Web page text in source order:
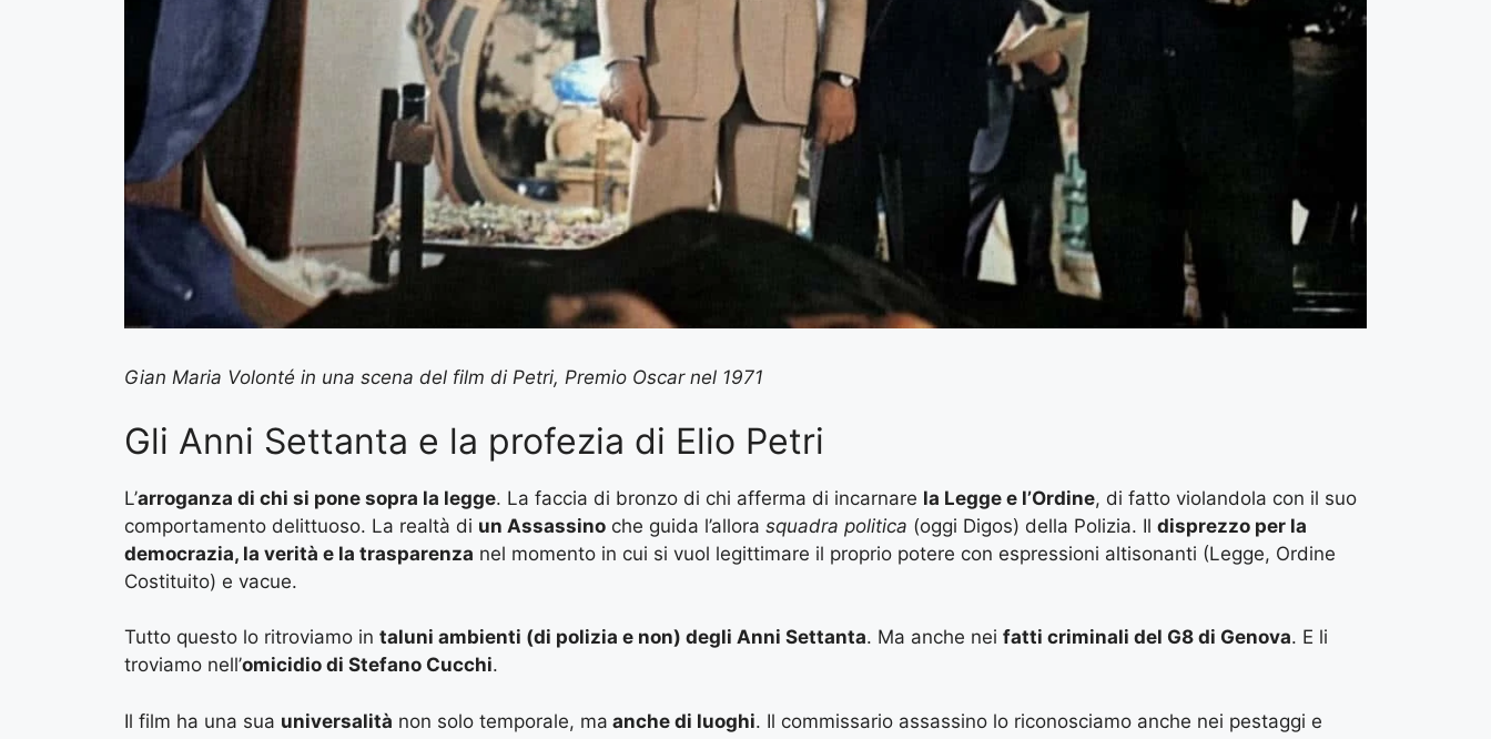
Gian Maria Volonté in una scena del film di Petri, Premio Oscar nel 1971
Gli Anni Settanta e la profezia di Elio Petri
L’arroganza di chi si pone sopra la legge. La faccia di bronzo di chi afferma di incarnare la Legge e l’Ordine, di fatto violandola con il suo
comportamento delittuoso. La realtà di un Assassino che guida l’allora squadra politica (oggi Digos) della Polizia. Il disprezzo per la
democrazia, la verità e la trasparenza nel momento in cui si vuol legittimare il proprio potere con espressioni altisonanti (Legge, Ordine
Costituito) e vacue.
Tutto questo lo ritroviamo in taluni ambienti (di polizia e non) degli Anni Settanta. Ma anche nei fatti criminali del G8 di Genova. E li
troviamo nell’omicidio di Stefano Cucchi.
Il film ha una sua universalità non solo temporale, ma anche di luoghi. Il commissario assassino lo riconosciamo anche nei pestaggi e